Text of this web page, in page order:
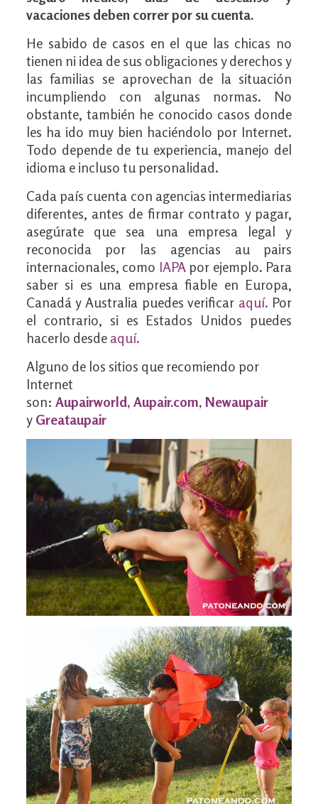
vacaciones deben correr por su cuenta.
He sabido de casos en el que las chicas no
tienen ni idea de sus obligaciones y derechos y
las familias se aprovechan de la situación
incumpliendo con algunas normas. No
obstante, también he conocido casos donde
les ha ido muy bien haciéndolo por Internet.
Todo depende de tu experiencia, manejo del
idioma e incluso tu personalidad.
Cada país cuenta con agencias intermediarias
diferentes, antes de firmar contrato y pagar,
asegúrate que sea una empresa legal y
reconocida por las agencias au pairs
internacionales, como IAPApor ejemplo. Para
saber si es una empresa fiable en Europa,
Canadá y Australia puedes verificar aquí. Por
el contrario, si es Estados Unidos puedes
hacerlo desde aquí.
Alguno de los sitios que recomiendo por
Internet
son: Aupairworld, Aupair.com, Newaupair
y Greataupair